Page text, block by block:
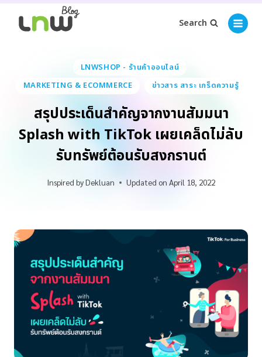
Search
LNWSHOP - ร้านค้าออนไลน์
MARKETING & ECOMMERCE
ข่าวสาร สาระ เกร็ดความรู้
สรุปประเด็นสำคัญจากงานสัมมนา
Splash with TikTok เผยเคล็ดไม่ลับ
รับทรัพย์ต้อนรับสงกรานต์
Inspired byDekluan Updated on April 18, 2022